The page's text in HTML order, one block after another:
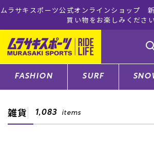
ムラサキスポーツ公式オンラインショップ
買い物をお楽しみくださ
ゲスト様
ログイン
FASHION SURF
雑貨 1,083 items